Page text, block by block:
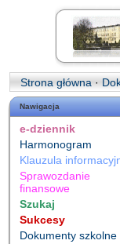
Strona główna ·
Nawigacja
e-dziennik
Harmonogram
Klauzula
Sprawozdanie
finansowe
Szukaj
Sukcesy
Dokumenty szkolne